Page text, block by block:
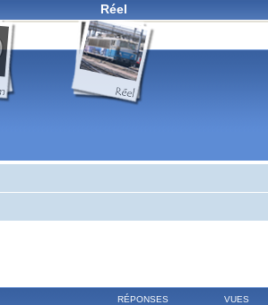
Réel
RÉPONSES VUES